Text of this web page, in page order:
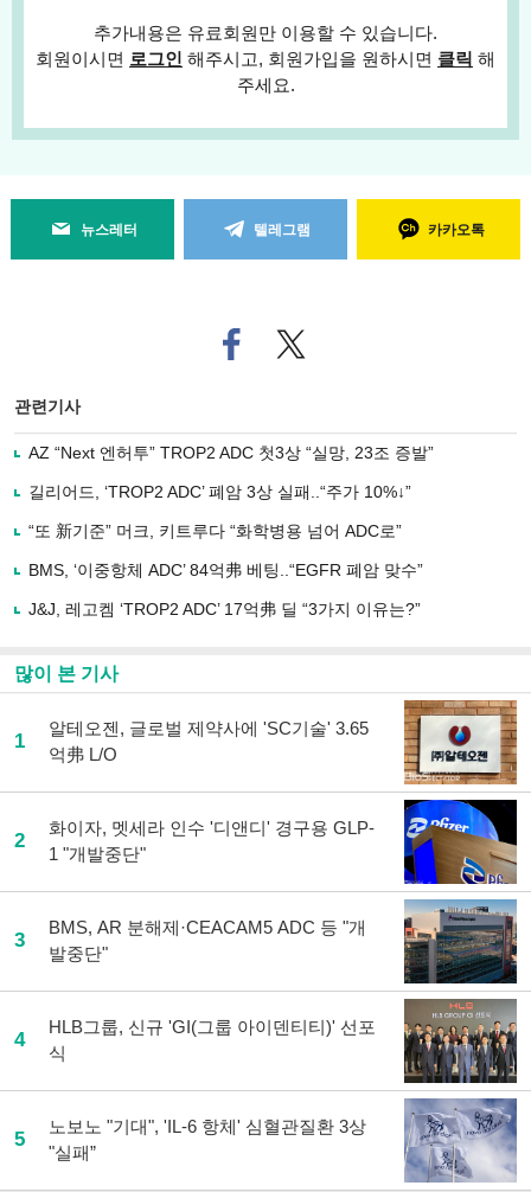
추가내용은 유료회원만 이용할 수 있습니다.
회원이시면 로그인 해주시고, 회원가입을 원하시면 클릭 해
주세요.
뉴스레터 텔레그램 카카오톡
페
이
로
사
유
기
트위
터로
관련기사
AZ “Next 엔허투” TROP2 ADC 첫3상 “실망, 23조 증발”
길리어드, ‘TROP2 ADC’ 폐암 3상 실패..“주가 10%↓”
“또 新기준” 머크, 키트루다 “화학병용 넘어 ADC로”
BMS, ‘이중항체 ADC’ 84억弗 베팅..“EGFR 폐암 맞수”
J&J, 레고켐 ‘TROP2 ADC’ 17억弗 딜 “3가지 이유는?”
많이 본 기사
1
알테오젠, 글로벌 제약사에 'SC기술' 3.65
억弗 L/O
2
화이자, 멧세라 인수 '디앤디' 경구용 GLP-
1 "개발중단"
3
BMS, AR 분해제·CEACAM5 ADC 등 "개
발중단"
4
HLB그룹, 신규 'GI(그룹 아이덴티티)' 선포
식
5
노보노 "기대", 'IL-6 항체' 심혈관질환 3상
"실패”